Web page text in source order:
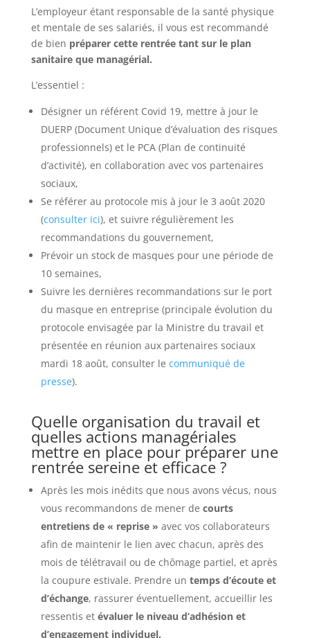
L’employeur étant responsable de la santé physique
et mentale de ses salariés, il vous est recommandé
de bien préparer cette rentrée tant sur le plan
sanitaire que managérial.
L’essentiel :
Désigner un référent Covid 19, mettre à jour le
DUERP (Document Unique d’évaluation des risques
professionnels) et le PCA (Plan de continuité
d’activité), en collaboration avec vos partenaires
sociaux,
Se référer au protocole mis à jour le 3 août 2020
(consulter ici), et suivre régulièrement les
recommandations du gouvernement,
Prévoir un stock de masques pour une période de
10 semaines,
Suivre les dernières recommandations sur le port
du masque en entreprise (principale évolution du
protocole envisagée par la Ministre du travail et
présentée en réunion aux partenaires sociaux
mardi 18 août, consulter le communiqué de
presse).
Quelle organisation du travail et
quelles actions managériales
mettre en place pour préparer une
rentrée sereine et efficace ?
Après les mois inédits que nous avons vécus, nous
vous recommandons de mener de courts
entretiens de « reprise » avec vos collaborateurs
afin de maintenir le lien avec chacun, après des
mois de télétravail ou de chômage partiel, et après
la coupure estivale. Prendre un temps d’écoute et
d’échange, rassurer éventuellement, accueillir les
ressentis et évaluer le niveau d’adhésion et
d’engagement individuel.